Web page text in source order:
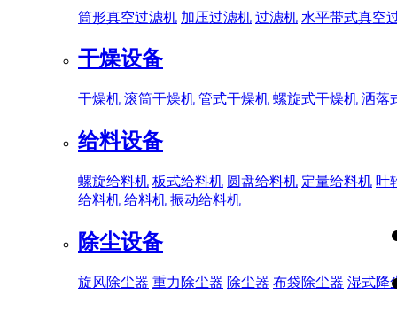
筒形真空过滤机 加压过滤机 过滤机 水平带式真空
干燥设备
干燥机 滚筒干燥机 管式干燥机 螺旋式干燥机 洒落
给料设备
螺旋给料机 板式给料机 圆盘给料机 定量给料机 叶
给料机 给料机 振动给料机
除尘设备
旋风除尘器 重力除尘器 除尘器 布袋除尘器 湿式降